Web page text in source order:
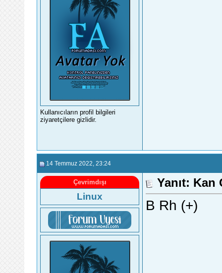
Kullanıcıların profil bilgileri
ziyaretçilere gizlidir.
14 Temmuz 2022 , 23:24
Çevrimdışı
Linux
Yanıt:
B Rh (+)